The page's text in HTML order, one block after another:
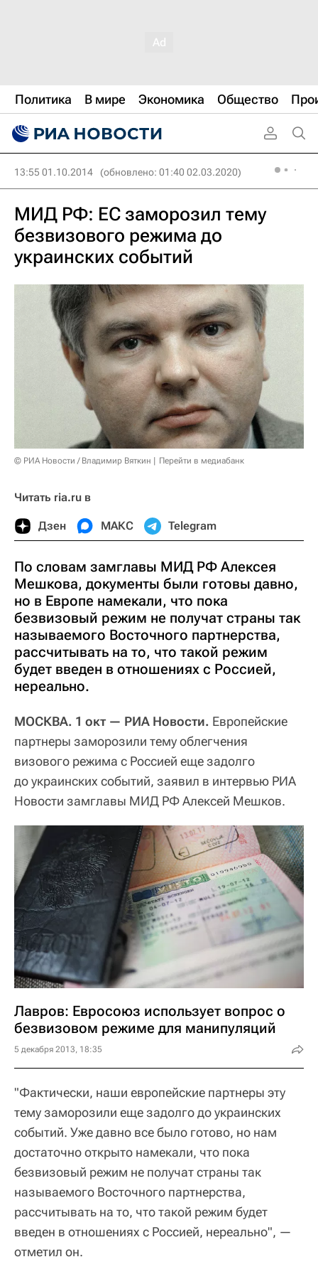
Политика В мире Экономика Общество
13:55 01.10.2014 (обновлено: 01:40 02.03.2020)
МИД РФ: ЕС заморозил тему
безвизового режима до
украинских событий
© РИА Новости / Владимир Вяткин Перейти в медиабанк
Читать ria.ru в
Дзен МАКС Telegram
По словам замглавы МИД РФ Алексея
Мешкова, документы были готовы давно,
но в Европе намекали, что пока
безвизовый режим не получат страны так
называемого Восточного партнерства,
рассчитывать на то, что такой режим
будет введен в отношениях с Россией,
нереально.
МОСКВА. 1 окт — РИА Новости. Европейские
партнеры заморозили тему облегчения
визового режима с Россией еще задолго
до украинских событий, заявил в интервью РИА
Новости замглавы МИД РФ Алексей Мешков.
Лавров: Евросоюз использует вопрос о
безвизовом режиме для манипуляций
5 декабря 2013, 18:35
"Фактически, наши европейские партнеры эту
тему заморозили еще задолго до украинских
событий. Уже давно все было готово, но нам
достаточно открыто намекали, что пока
безвизовый режим не получат страны так
называемого Восточного партнерства,
рассчитывать на то, что такой режим будет
введен в отношениях с Россией, нереально", —
отметил он.